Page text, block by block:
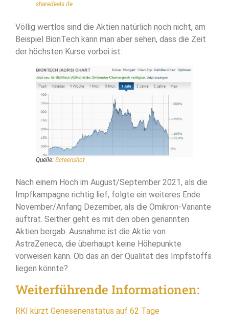
sharedeals.de
Völlig wertlos sind die Aktien natürlich noch nicht, am
Beispiel BionTech kann man aber sehen, dass die Zeit
der höchsten Kurse vorbei ist:
Quelle: Screenshot
Nach einem Hoch im August/September 2021, als die
Impfkampagne richtig lief, folgte ein weiteres Ende
November/Anfang Dezember, als die Omikron-Variante
auftrat. Seither geht es mit den oben genannten
Aktien bergab. Ausnahme ist die Aktie von
AstraZeneca, die überhaupt keine Höhepunkte
vorweisen kann. Ob das an der Qualität des Impfstoffs
liegen könnte?
Weiterführende Informationen:
RKI kürzt Genesenenstatus auf 62 Tage